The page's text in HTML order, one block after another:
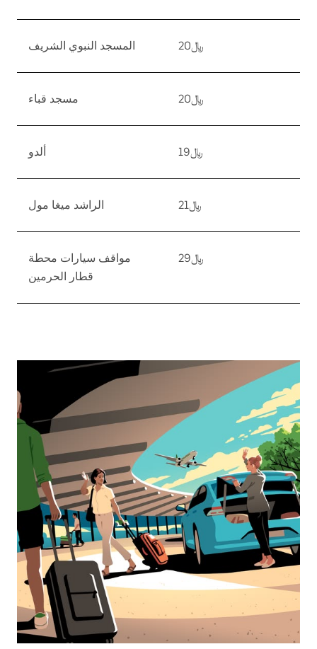
المسجد النبوي الشريف ﷼20
مسجد قباء ﷼20
ألدو ﷼19
الراشد ميغا مول ﷼21
مواقف سيارات محطة
قطار الحرمين
﷼29